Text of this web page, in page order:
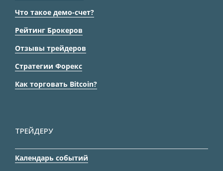
Что такое демо-счет?
Рейтинг Брокеров
Отзывы трейдеров
Стратегии Форекс
Как торговать Bitcoin?
ТРЕЙДЕРУ
Календарь событий